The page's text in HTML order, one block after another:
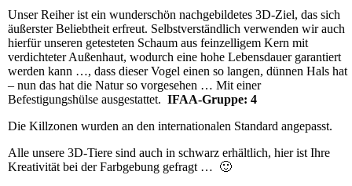
Unser Reiher ist ein wunderschön nachgebildetes 3D-Ziel, das sich
äußerster Beliebtheit erfreut. Selbstverständlich verwenden wir auch
hierfür unseren getesteten Schaum aus feinzelligem Kern mit
verdichteter Außenhaut, wodurch eine hohe Lebensdauer garantiert
werden kann …, dass dieser Vogel einen so langen, dünnen Hals hat
– nun das hat die Natur so vorgesehen … Mit einer
Befestigungshülse ausgestattet.IFAA-Gruppe: 4
Die Killzonen wurden an den internationalen Standard angepasst.
Alle unsere 3D-Tiere sind auch in schwarz erhältlich, hier ist Ihre
Kreativität bei der Farbgebung gefragt … 🙂